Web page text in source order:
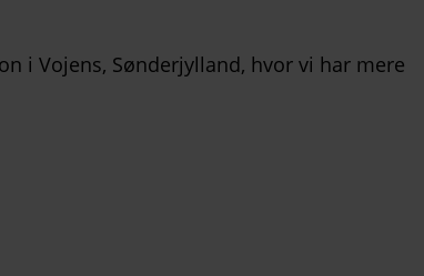
i Vojens, Sønderjylland, hvor vi har mere